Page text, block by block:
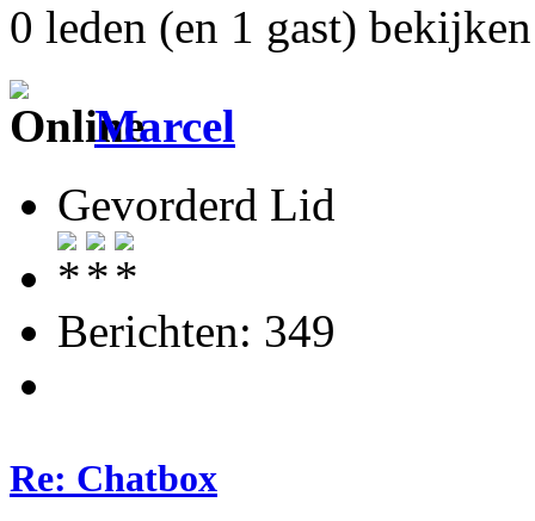
0 leden (en 1 gast)
Marcel
Gevorderd Lid
Berichten: 349
Re: Chatbox